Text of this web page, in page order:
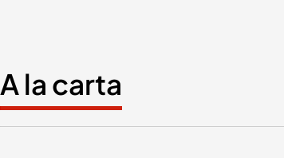
A la carta